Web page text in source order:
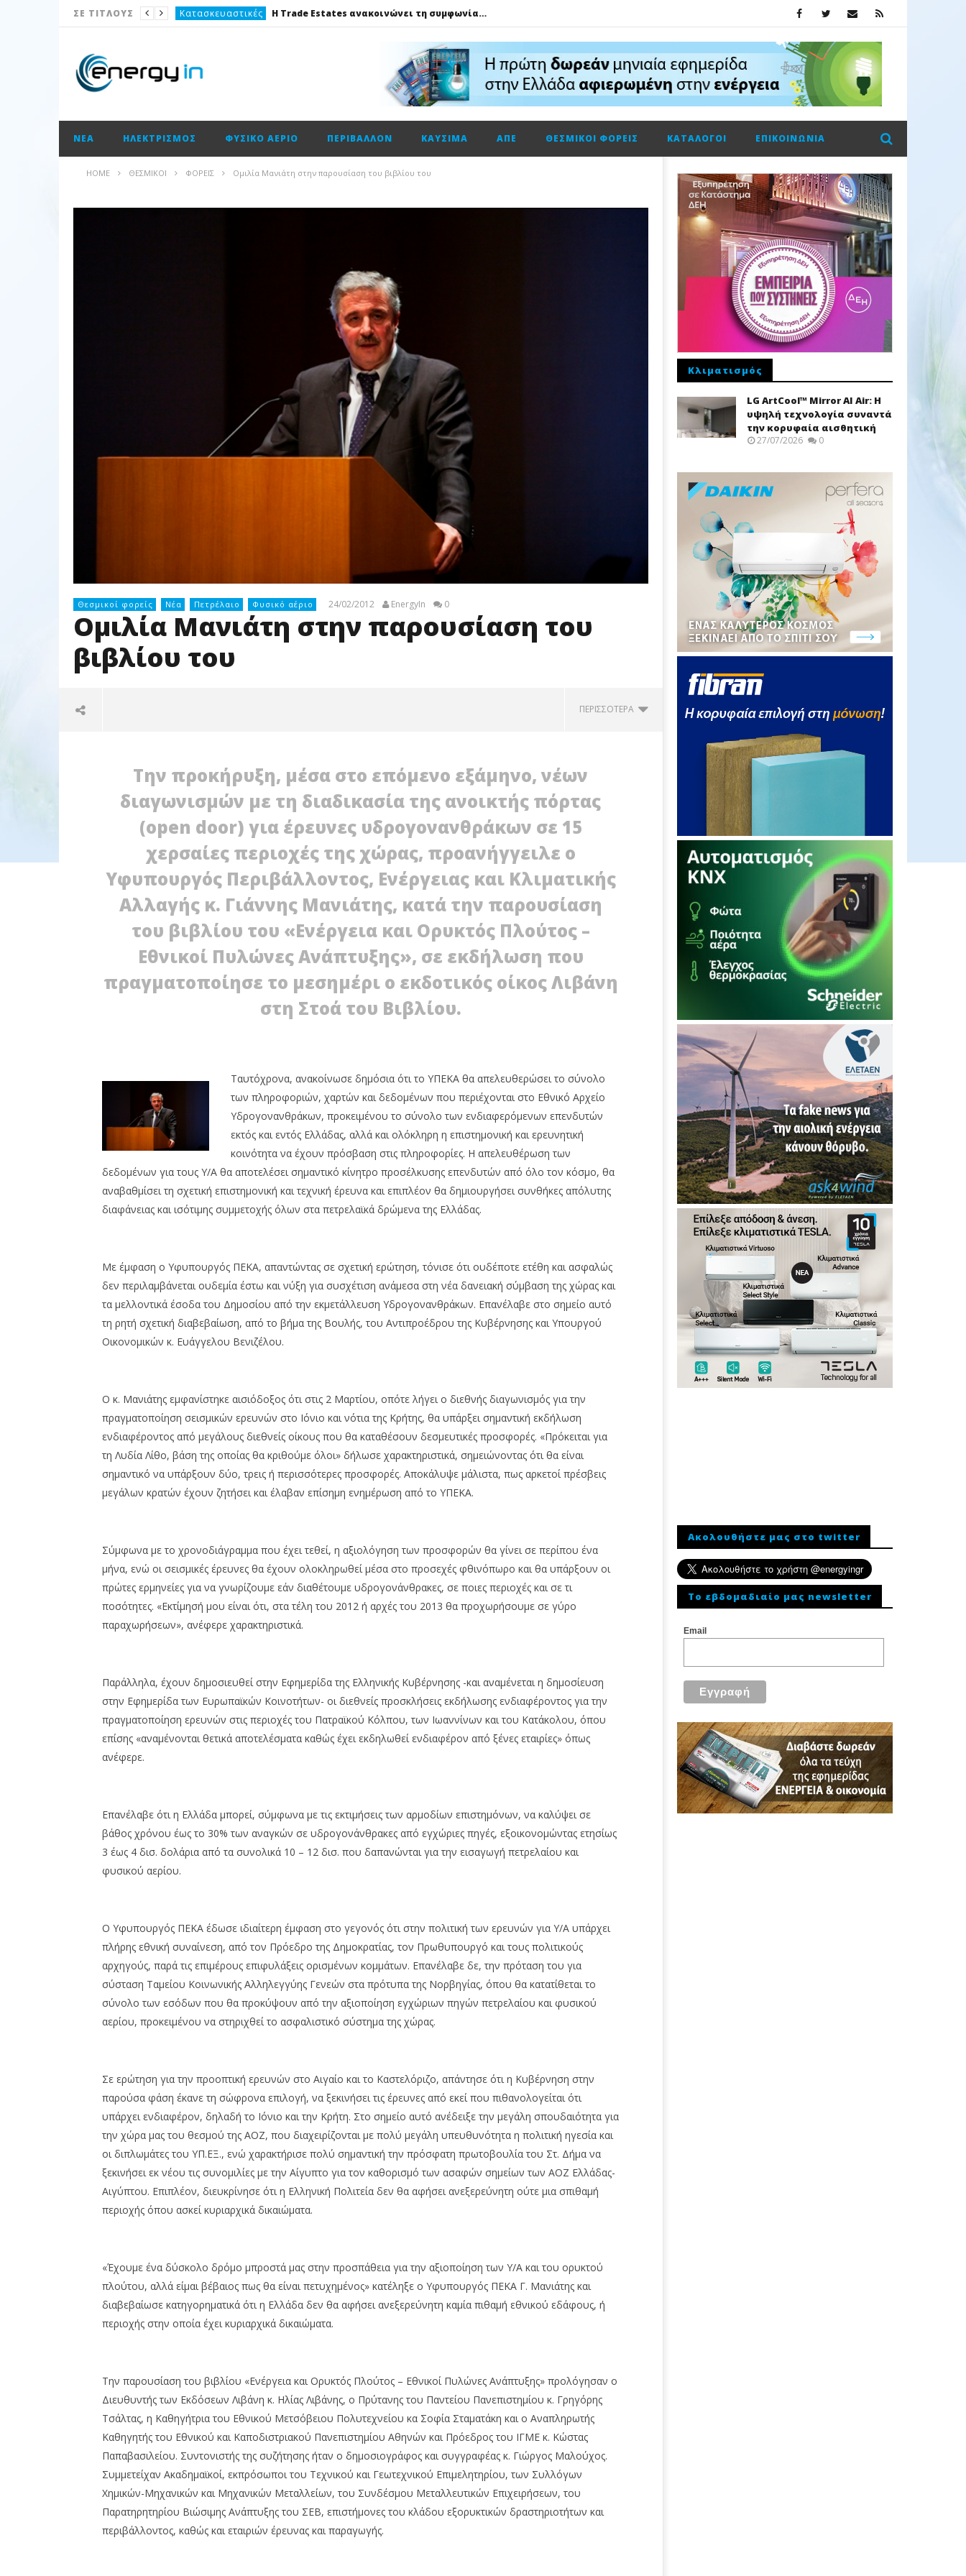
ΣΕ ΤΙΤΛΟΥΣ Κατασκευαστικές Η Trade Estates ανακοινώνει τη συμφωνία για την απόκτηση ποσοστού 50% στο Sofia South Ring Mall
Καταναλωτής Πώς το LG AI Fresh και το LG DUALCOOL AI βοηθούν να επικεντρωνόμαστε στη φιλοξενία των καλεσμένων μας
ΔΕΗ – Vodafone: Στα 130 εκατ. ευρώ το τίμημα για την κοινή εταιρεία οπτικών ινών
Ενεργειακές επισημάνσεις
ΝΈΑ ΗΛΕΚΤΡΙΣΜΌΣ ΦΥΣΙΚΌ ΑΈΡΙΟ ΠΕΡΙΒΆΛΛΟΝ ΚΑΎΣΙΜΑ ΑΠΕ ΘΕΣΜΙΚΟΊ ΦΟΡΕΊΣ ΚΑΤΆΛΟΓΟΙ ΕΠΙΚΟΙΝΩΝΊΑ
HOME ΘΕΣΜΙΚΟΊ ΦΟΡΕΊΣ Ομιλία Μανιάτη στην παρουσίαση του βιβλίου του
Θεσμικοί φορείς Νέα Πετρέλαιο Φυσικό αέριο 24/02/2012 EnergyIn 0
Ομιλία Μανιάτη στην παρουσίαση του
βιβλίου του
ΠΕΡΙΣΣΌΤΕΡΑ
NOW VIEWING
Ομιλία Μανιάτη στην
παρουσίαση του βιβλίου του
24/02/2012
EnergyIn
Στρατηγικά αποθέματα
λιπασμάτων στην Ε.Ε. για τις
περιόδους κρίσης ζητεί ο
Γιάννης Μανιάτης
24/02/2012
EnergyIn
Το ανατολικότερο λιμάνι της
Δύσης, η Αλεξανδρούπολη, αν
προικοδοτηθεί με σημαντικές
ενεργειακές επενδύσεις, θα
μπορούσε να αναδιατάξει τις
γεωπολιτικές ισορροπίες της
ΝΑ Ευρώπης
24/02/2012
Γ. Μανιάτης: "Κατέστρεψαν τη
ΔΕΗ, θα λογοδοτήσουν"
24/02/2012
EnergyIn
Την προκήρυξη, μέσα στο επόμενο εξάμηνο, νέων
διαγωνισμών με τη διαδικασία της ανοικτής πόρτας
(open door) για έρευνες υδρογονανθράκων σε 15
χερσαίες περιοχές της χώρας, προανήγγειλε ο
Υφυπουργός Περιβάλλοντος, Ενέργειας και Κλιματικής
Αλλαγής κ. Γιάννης Μανιάτης, κατά την παρουσίαση
του βιβλίου του «Ενέργεια και Ορυκτός Πλούτος –
Εθνικοί Πυλώνες Ανάπτυξης», σε εκδήλωση που
πραγματοποίησε το μεσημέρι ο εκδοτικός οίκος Λιβάνη
στη Στοά του Βιβλίου.
Ταυτόχρονα, ανακοίνωσε δημόσια ότι το ΥΠΕΚΑ θα απελευθερώσει το σύνολο
των πληροφοριών, χαρτών και δεδομένων που περιέχονται στο Εθνικό Αρχείο
Υδρογονανθράκων, προκειμένου το σύνολο των ενδιαφερόμενων επενδυτών
εκτός και εντός Ελλάδας, αλλά και ολόκληρη η επιστημονική και ερευνητική
κοινότητα να έχουν πρόσβαση στις πληροφορίες. Η απελευθέρωση των
δεδομένων για τους Υ/Α θα αποτελέσει σημαντικό κίνητρο προσέλκυσης επενδυτών από όλο τον κόσμο, θα
αναβαθμίσει τη σχετική επιστημονική και τεχνική έρευνα και επιπλέον θα δημιουργήσει συνθήκες απόλυτης
διαφάνειας και ισότιμης συμμετοχής όλων στα πετρελαϊκά δρώμενα της Ελλάδας.
Με έμφαση ο Υφυπουργός ΠΕΚΑ, απαντώντας σε σχετική ερώτηση, τόνισε ότι ουδέποτε ετέθη και ασφαλώς
δεν περιλαμβάνεται ουδεμία έστω και νύξη για συσχέτιση ανάμεσα στη νέα δανειακή σύμβαση της χώρας και
τα μελλοντικά έσοδα του Δημοσίου από την εκμετάλλευση Υδρογονανθράκων. Επανέλαβε στο σημείο αυτό
τη ρητή σχετική διαβεβαίωση, από το βήμα της Βουλής, του Αντιπροέδρου της Κυβέρνησης και Υπουργού
Οικονομικών κ. Ευάγγελου Βενιζέλου.
Ο κ. Μανιάτης εμφανίστηκε αισιόδοξος ότι στις 2 Μαρτίου, οπότε λήγει ο διεθνής διαγωνισμός για την
πραγματοποίηση σεισμικών ερευνών στο Ιόνιο και νότια της Κρήτης, θα υπάρξει σημαντική εκδήλωση
ενδιαφέροντος από μεγάλους διεθνείς οίκους που θα καταθέσουν δεσμευτικές προσφορές. «Πρόκειται για
τη Λυδία Λίθο, βάση της οποίας θα κριθούμε όλοι» δήλωσε χαρακτηριστικά, σημειώνοντας ότι θα είναι
σημαντικό να υπάρξουν δύο, τρεις ή περισσότερες προσφορές. Αποκάλυψε μάλιστα, πως αρκετοί πρέσβεις
μεγάλων κρατών έχουν ζητήσει και έλαβαν επίσημη ενημέρωση από το ΥΠΕΚΑ.
Σύμφωνα με το χρονοδιάγραμμα που έχει τεθεί, η αξιολόγηση των προσφορών θα γίνει σε περίπου ένα
μήνα, ενώ οι σεισμικές έρευνες θα έχουν ολοκληρωθεί μέσα στο προσεχές φθινόπωρο και θα υπάρξουν οι
πρώτες ερμηνείες για να γνωρίζουμε εάν διαθέτουμε υδρογονάνθρακες, σε ποιες περιοχές και σε τι
ποσότητες. «Εκτίμησή μου είναι ότι, στα τέλη του 2012 ή αρχές του 2013 θα προχωρήσουμε σε γύρο
παραχωρήσεων», ανέφερε χαρακτηριστικά.
Παράλληλα, έχουν δημοσιευθεί στην Εφημερίδα της Ελληνικής Κυβέρνησης -και αναμένεται η δημοσίευση
στην Εφημερίδα των Ευρωπαϊκών Κοινοτήτων- οι διεθνείς προσκλήσεις εκδήλωσης ενδιαφέροντος για την
πραγματοποίηση ερευνών στις περιοχές του Πατραϊκού Κόλπου, των Ιωαννίνων και του Κατάκολου, όπου
επίσης «αναμένονται θετικά αποτελέσματα καθώς έχει εκδηλωθεί ενδιαφέρον από ξένες εταιρίες» όπως
ανέφερε.
Επανέλαβε ότι η Ελλάδα μπορεί, σύμφωνα με τις εκτιμήσεις των αρμοδίων επιστημόνων, να καλύψει σε
βάθος χρόνου έως το 30% των αναγκών σε υδρογονάνθρακες από εγχώριες πηγές, εξοικονομώντας ετησίως
3 έως 4 δισ. δολάρια από τα συνολικά 10 – 12 δισ. που δαπανώνται για την εισαγωγή πετρελαίου και
φυσικού αερίου.
Ο Υφυπουργός ΠΕΚΑ έδωσε ιδιαίτερη έμφαση στο γεγονός ότι στην πολιτική των ερευνών για Υ/Α υπάρχει
πλήρης εθνική συναίνεση, από τον Πρόεδρο της Δημοκρατίας, τον Πρωθυπουργό και τους πολιτικούς
αρχηγούς, παρά τις επιμέρους επιφυλάξεις ορισμένων κομμάτων. Επανέλαβε δε, την πρόταση του για
σύσταση Ταμείου Κοινωνικής Αλληλεγγύης Γενεών στα πρότυπα της Νορβηγίας, όπου θα κατατίθεται το
σύνολο των εσόδων που θα προκύψουν από την αξιοποίηση εγχώριων πηγών πετρελαίου και φυσικού
αερίου, προκειμένου να στηριχθεί το ασφαλιστικό σύστημα της χώρας.
Σε ερώτηση για την προοπτική ερευνών στο Αιγαίο και το Καστελόριζο, απάντησε ότι η Κυβέρνηση στην
παρούσα φάση έκανε τη σώφρονα επιλογή, να ξεκινήσει τις έρευνες από εκεί που πιθανολογείται ότι
υπάρχει ενδιαφέρον, δηλαδή το Ιόνιο και την Κρήτη. Στο σημείο αυτό ανέδειξε την μεγάλη σπουδαιότητα για
την χώρα μας του θεσμού της ΑΟΖ, που διαχειρίζονται με πολύ μεγάλη υπευθυνότητα η πολιτική ηγεσία και
οι διπλωμάτες του ΥΠ.ΕΞ., ενώ χαρακτήρισε πολύ σημαντική την πρόσφατη πρωτοβουλία του Στ. Δήμα να
ξεκινήσει εκ νέου τις συνομιλίες με την Αίγυπτο για τον καθορισμό των ασαφών σημείων των ΑΟΖ Ελλάδας-
Αιγύπτου. Επιπλέον, διευκρίνησε ότι η Ελληνική Πολιτεία δεν θα αφήσει ανεξερεύνητη ούτε μια σπιθαμή
περιοχής όπου ασκεί κυριαρχικά δικαιώματα.
«Έχουμε ένα δύσκολο δρόμο μπροστά μας στην προσπάθεια για την αξιοποίηση των Υ/Α και του ορυκτού
πλούτου, αλλά είμαι βέβαιος πως θα είναι πετυχημένος» κατέληξε ο Υφυπουργός ΠΕΚΑ Γ. Μανιάτης και
διαβεβαίωσε κατηγορηματικά ότι η Ελλάδα δεν θα αφήσει ανεξερεύνητη καμία πιθαμή εθνικού εδάφους, ή
περιοχής στην οποία έχει κυριαρχικά δικαιώματα.
Την παρουσίαση του βιβλίου «Ενέργεια και Ορυκτός Πλούτος – Εθνικοί Πυλώνες Ανάπτυξης» προλόγησαν ο
Διευθυντής των Εκδόσεων Λιβάνη κ. Ηλίας Λιβάνης, ο Πρύτανης του Παντείου Πανεπιστημίου κ. Γρηγόρης
Τσάλτας, η Καθηγήτρια του Εθνικού Μετσόβειου Πολυτεχνείου κα Σοφία Σταματάκη και ο Αναπληρωτής
Καθηγητής του Εθνικού και Καποδιστριακού Πανεπιστημίου Αθηνών και Πρόεδρος του ΙΓΜΕ κ. Κώστας
Παπαβασιλείου. Συντονιστής της συζήτησης ήταν ο δημοσιογράφος και συγγραφέας κ. Γιώργος Μαλούχος.
Συμμετείχαν Ακαδημαϊκοί, εκπρόσωποι του Τεχνικού και Γεωτεχνικού Επιμελητηρίου, των Συλλόγων
Χημικών-Μηχανικών και Μηχανικών Μεταλλείων, του Συνδέσμου Μεταλλευτικών Επιχειρήσεων, του
Παρατηρητηρίου Βιώσιμης Ανάπτυξης του ΣΕΒ, επιστήμονες του κλάδου εξορυκτικών δραστηριοτήτων και
περιβάλλοντος, καθώς και εταιριών έρευνας και παραγωγής.
Κλιματισμός
LG ArtCool™ Mirror AI Air: Η
υψηλή τεχνολογία συναντά
την κορυφαία αισθητική
27/07/2026 0
Ακολουθήστε μας στο twitter
To εβδομαδιαίο μας newsletter
Email